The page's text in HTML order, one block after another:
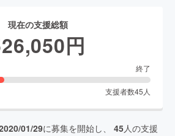
現在の支援総額
円
終了
支援者数45 人
01/29に募集を開始し、 45人の支援